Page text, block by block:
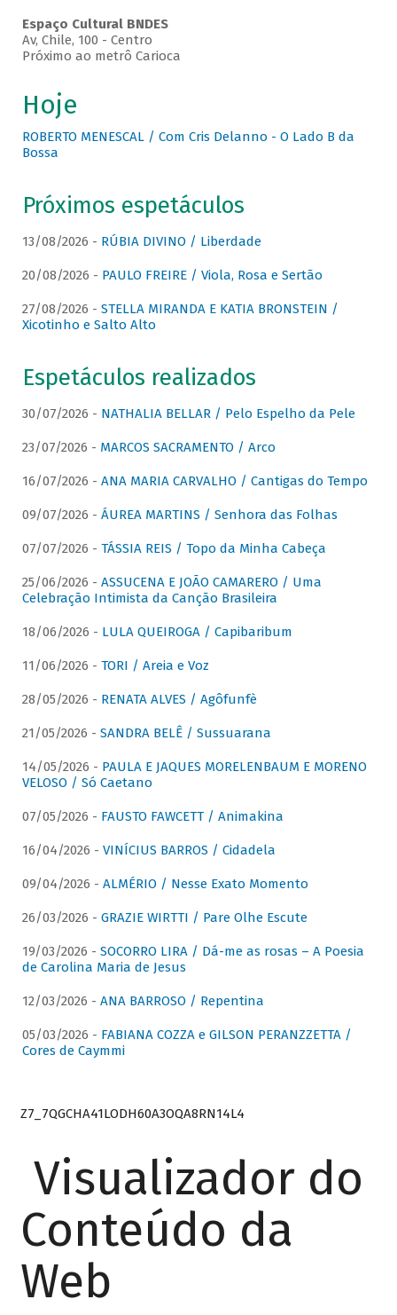
Espaço Cultural BNDES
Av, Chile, 100 - Centro
Próximo ao metrô Carioca
Hoje
ROBERTO MENESCAL / Com Cris Delanno - O Lado B da
Bossa
Próximos espetáculos
13/08/2026 - RÚBIA DIVINO / Liberdade
20/08/2026 - PAULO FREIRE / Viola, Rosa e Sertão
27/08/2026 - STELLA MIRANDA E KATIA BRONSTEIN /
Xicotinho e Salto Alto
Espetáculos realizados
30/07/2026 - NATHALIA BELLAR / Pelo Espelho da Pele
23/07/2026 - MARCOS SACRAMENTO / Arco
16/07/2026 - ANA MARIA CARVALHO / Cantigas do Tempo
09/07/2026 - ÁUREA MARTINS / Senhora das Folhas
07/07/2026 - TÁSSIA REIS / Topo da Minha Cabeça
25/06/2026 - ASSUCENA E JOÃO CAMARERO / Uma
Celebração Intimista da Canção Brasileira
18/06/2026 - LULA QUEIROGA / Capibaribum
11/06/2026 - TORI / Areia e Voz
28/05/2026 - RENATA ALVES / Agôfunfè
21/05/2026 - SANDRA BELÊ / Sussuarana
14/05/2026 - PAULA E JAQUES MORELENBAUM E MORENO
VELOSO / Só Caetano
07/05/2026 - FAUSTO FAWCETT / Animakina
16/04/2026 - VINÍCIUS BARROS / Cidadela
09/04/2026 - ALMÉRIO / Nesse Exato Momento
26/03/2026 - GRAZIE WIRTTI / Pare Olhe Escute
19/03/2026 - SOCORRO LIRA / Dá-me as rosas – A Poesia
de Carolina Maria de Jesus
12/03/2026 - ANA BARROSO / Repentina
05/03/2026 - FABIANA COZZA e GILSON PERANZZETTA /
Cores de Caymmi
Z7_7QGCHA41LODH60A3OQA8RN14L4
Visualizador do
Conteúdo da
Web